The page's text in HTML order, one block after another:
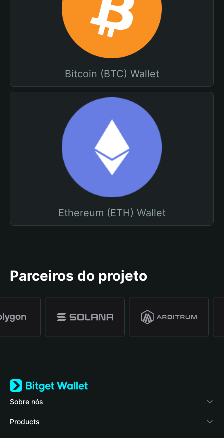
Bitcoin (BTC) Wallet
Ethereum (ETH) Wallet
Parceiros do projeto
Sobre nós
Bitget Wallet
Products